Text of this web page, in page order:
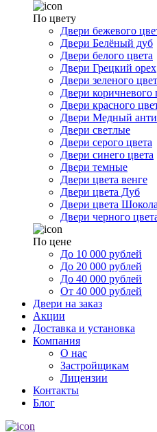
По цвету
Двери бежевого
Двери Белёный дуб
Двери белого цвета
Двери Грецкий орех
Двери зеленого
Двери коричневого
Двери красного
Двери Медный
Двери светлые
Двери серого цвета
Двери синего цвета
Двери темные
Двери цвета венге
Двери цвета Дуб
Двери цвета
Двери черного
По цене
До 10 000 рублей
До 20 000 рублей
До 40 000 рублей
От 40 000 рублей
Двери на заказ
Акции
Доставка и установка
Компания
О нас
Застройщикам
Лицензии
Контакты
Блог